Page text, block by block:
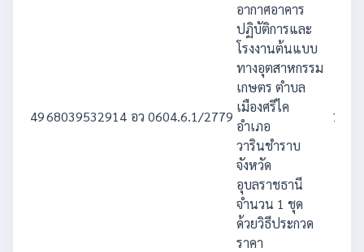
4968039532914 อว 0604.6.1/2779
อากาศอาคาร
ปฏิบัติการและ
โรงงานต้นแบบ
ทางอุตสาหกรรม
เกษตร ตำบล
เมืองศรีไค
อำเภอ
วารินชำราบ
จังหวัด
อุบลราชธานี
จำนวน 1 ชุด
ด้วยวิธีประกวด
ราคา